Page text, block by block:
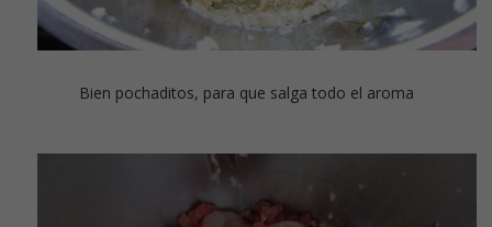
Bien pochaditos, para que salga todo el aroma